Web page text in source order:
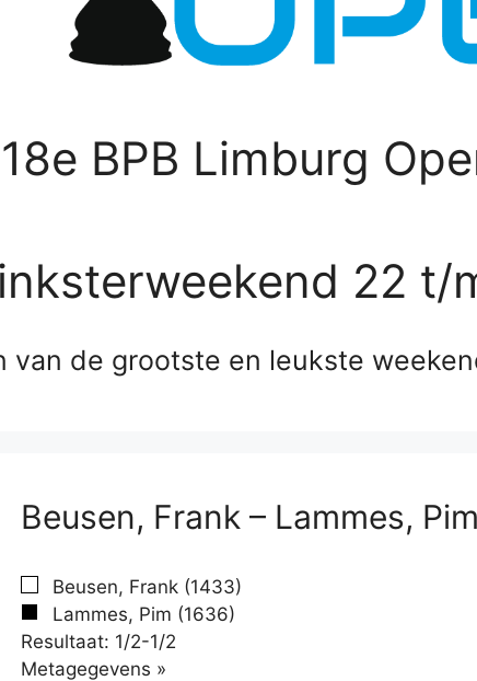
18e BPB Limburg
22 t/
van de grootste en leukste
Beusen, Frank – Lammes, Pim
Beusen, Frank (1433)
Lammes, Pim (1636)
Resultaat: 1/2-1/2
Metagegevens »